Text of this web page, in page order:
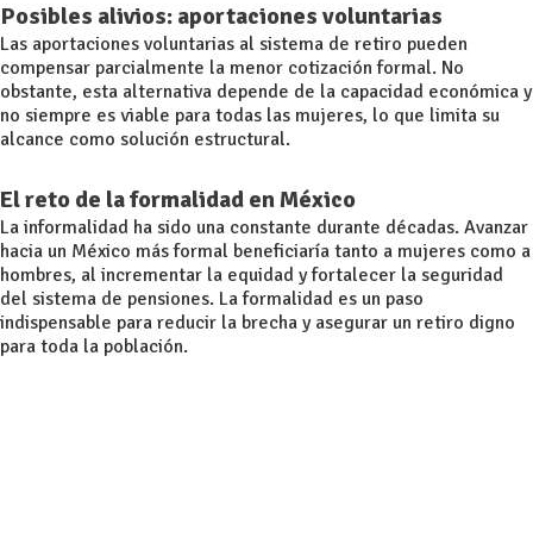
Posibles alivios: aportaciones voluntarias
Las aportaciones voluntarias al sistema de retiro pueden
compensar parcialmente la menor cotización formal. No
obstante, esta alternativa depende de la capacidad económica y
no siempre es viable para todas las mujeres, lo que limita su
alcance como solución estructural.
El reto de la formalidad en México
La informalidad ha sido una constante durante décadas. Avanzar
hacia un México más formal beneficiaría tanto a mujeres como a
hombres, al incrementar la equidad y fortalecer la seguridad
del sistema de pensiones. La formalidad es un paso
indispensable para reducir la brecha y asegurar un retiro digno
para toda la población.